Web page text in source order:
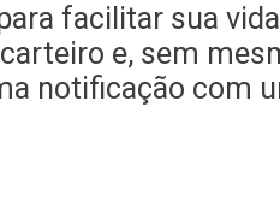
facilitar sua
e, sem
notificação com